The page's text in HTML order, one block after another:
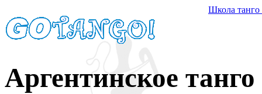
Школа танго
Аргентинское танго